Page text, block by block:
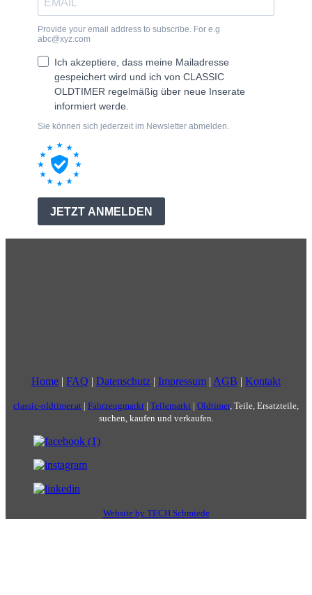
Home | FAQ | Datenschutz | Impressum | AGB | Kontakt
classic-oldtimer.at | Fahrzeugmarkt | Teilemarkt | Oldtimer, Teile, Ersatzteile,
suchen, kaufen und verkaufen.
Website by TECH Schmiede